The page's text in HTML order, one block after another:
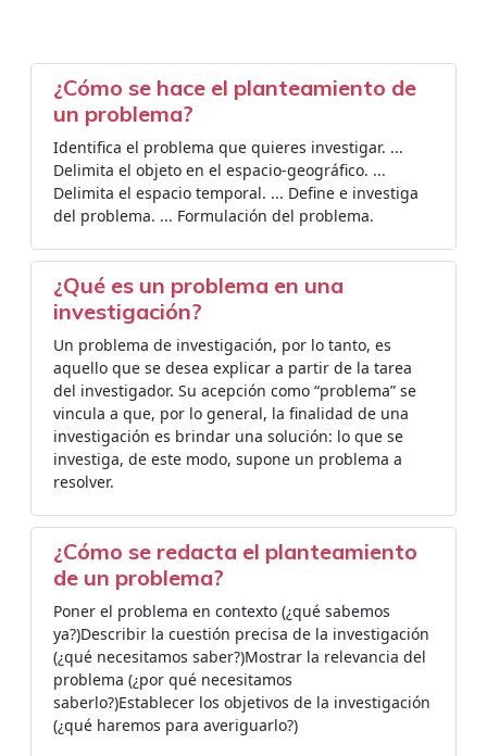
¿Cómo se hace el planteamiento de
un problema?
Identifica el problema que quieres investigar. ...
Delimita el objeto en el espacio-geográfico. ...
Delimita el espacio temporal. ... Define e investiga
del problema. ... Formulación del problema.
¿Qué es un problema en una
investigación?
Un problema de investigación, por lo tanto, es
aquello que se desea explicar a partir de la tarea
del investigador. Su acepción como “problema” se
vincula a que, por lo general, la finalidad de una
investigación es brindar una solución: lo que se
investiga, de este modo, supone un problema a
resolver.
¿Cómo se redacta el planteamiento
de un problema?
Poner el problema en contexto (¿qué sabemos
ya?)Describir la cuestión precisa de la investigación
(¿qué necesitamos saber?)Mostrar la relevancia del
problema (¿por qué necesitamos
saberlo?)Establecer los objetivos de la investigación
(¿qué haremos para averiguarlo?)